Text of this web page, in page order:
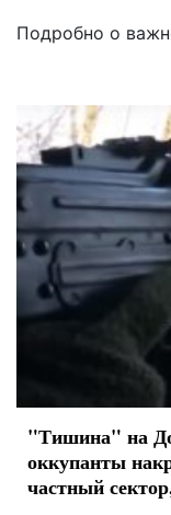
Подробно о
"Тишина" на
оккупанты
частный